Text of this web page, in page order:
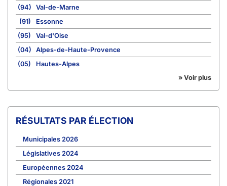
(94)
Val-de-Marne
(91)
Essonne
(95)
Val-d'Oise
(04)
Alpes-de-Haute-Provence
(05)
Hautes-Alpes
» Voir plus
RÉSULTATS PAR ÉLECTION
Municipales 2026
Législatives 2024
Européennes 2024
Régionales 2021